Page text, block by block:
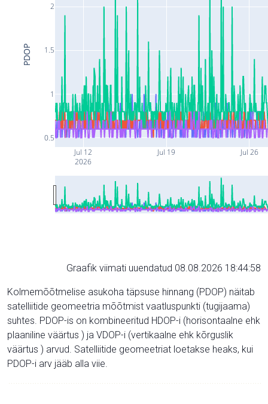
Jul 12
2026
Jul 19 Jul 26
0.5
1
1.5
2
PDOP
Graafik viimati uuendatud 08.08.2026 18:44:58
Kolmemõõtmelise asukoha täpsuse hinnang (PDOP) näitab
satelliitide geomeetria mõõtmist vaatluspunkti (tugijaama)
suhtes. PDOP-is on kombineeritud HDOP-i (horisontaalne ehk
plaaniline väärtus ) ja VDOP-i (vertikaalne ehk kõrguslik
väärtus ) arvud. Satelliitide geomeetriat loetakse heaks, kui
PDOP-i arv jääb alla viie.